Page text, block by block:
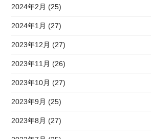
2024年2月 (25)
2024年1月 (27)
2023年12月 (27)
2023年11月 (26)
2023年10月 (27)
2023年9月 (25)
2023年8月 (27)